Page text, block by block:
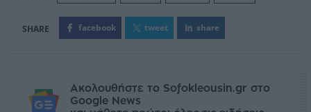
facebook tweet share
Ακολουθήστε το Sofokleousin.gr στο
Google News